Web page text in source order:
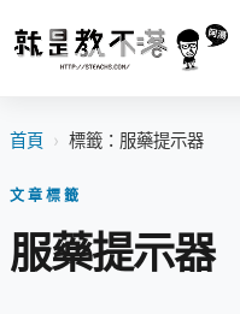
首頁 › 標籤：服藥提示器
文章標籤
服藥提示器